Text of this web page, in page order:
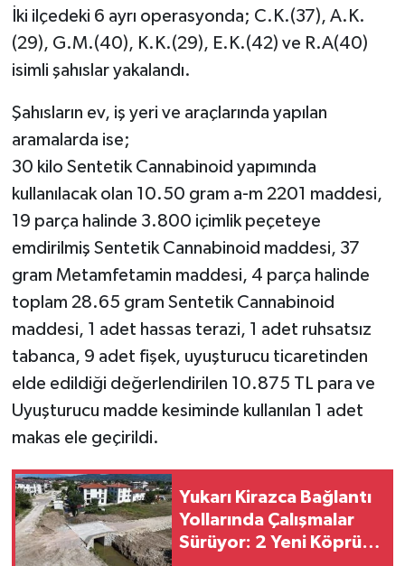
İki ilçedeki 6 ayrı operasyonda; C.K.(37), A.K.
(29), G.M.(40), K.K.(29), E.K.(42) ve R.A(40)
isimli şahıslar yakalandı.
Şahısların ev, iş yeri ve araçlarında yapılan
aramalarda ise;
30 kilo Sentetik Cannabinoid yapımında
kullanılacak olan 10.50 gram a-m 2201 maddesi,
19 parça halinde 3.800 içimlik peçeteye
emdirilmiş Sentetik Cannabinoid maddesi, 37
gram Metamfetamin maddesi, 4 parça halinde
toplam 28.65 gram Sentetik Cannabinoid
maddesi, 1 adet hassas terazi, 1 adet ruhsatsız
tabanca, 9 adet fişek, uyuşturucu ticaretinden
elde edildiği değerlendirilen 10.875 TL para ve
Uyuşturucu madde kesiminde kullanılan 1 adet
makas ele geçirildi.
Yukarı Kirazca Bağlantı
Yollarında Çalışmalar
Sürüyor: 2 Yeni Köprü